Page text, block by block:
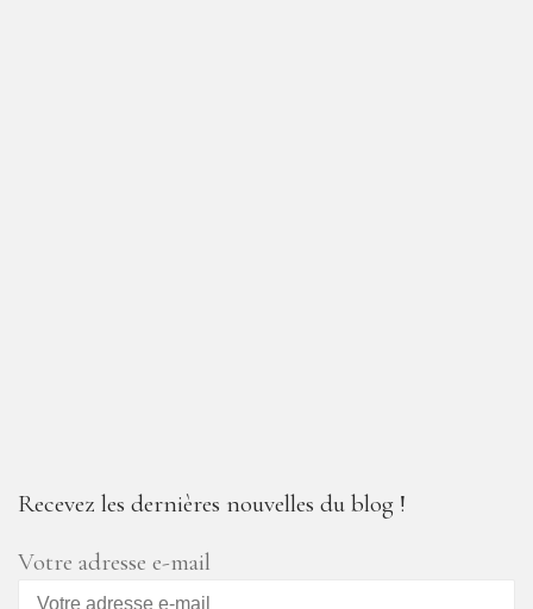
Recevez les dernières nouvelles du blog !
Votre adresse e-mail